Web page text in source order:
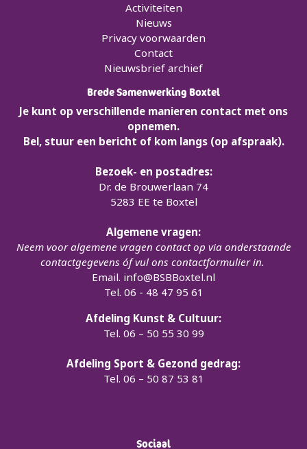
Activiteiten
Nieuws
Privacy voorwaarden
Contact
Nieuwsbrief archief
Brede Samenwerking Boxtel
Je kunt op verschillende manieren contact met ons
opnemen.
Bel, stuur een bericht of kom langs (op afspraak).
Bezoek- en postadres:
Dr. de Brouwerlaan 74
5283 EE te Boxtel
Algemene vragen:
Neem voor algemene vragen contact op via onderstaande
contactgegevens óf vul ons contactformulier in.
Email. info@BSBBoxtel.nl
Tel. 06 - 48 47 95 61
Afdeling Kunst & Cultuur:
Tel. 06 – 50 55 30 99
Afdeling Sport & Gezond gedrag:
Tel. 06 – 50 87 53 81
Sociaal